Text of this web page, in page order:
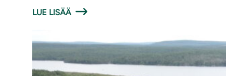
LUE LISÄÄ